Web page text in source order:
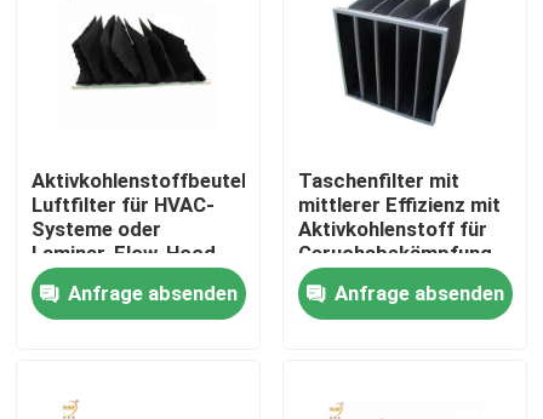
Haus
Aktivkohlenstoffbeutel-
Luftfilter für HVAC-
Systeme oder
Laminar-Flow-Hood
Anfrage absenden
Taschenfilter mit
mittlerer Effizienz mit
Aktivkohlenstoff für
Geruchsbekämpfung
Anfrage absenden